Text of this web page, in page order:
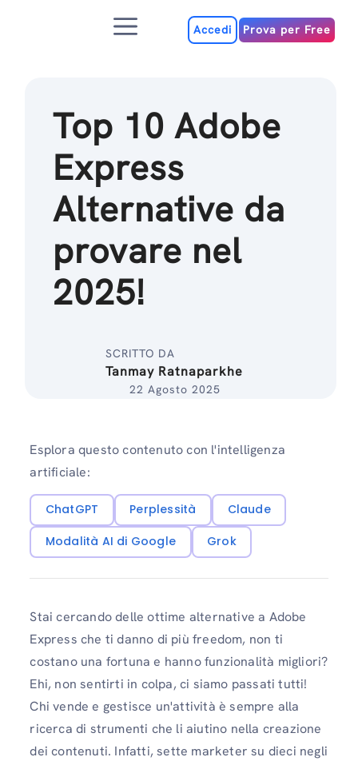
MenuAccedi Prova per Free
Top 10 Adobe
Express
Alternative da
provare nel
2025!
SCRITTO DA
Tanmay Ratnaparkhe
22 Agosto 2025
Esplora questo contenuto con l'intelligenza
artificiale:
ChatGPT Perplessità
Claude
Modalità AI di Google
Grok
Stai cercando delle ottime alternative a Adobe
Express che ti danno di più freedom, non ti
costano una fortuna e hanno funzionalità migliori?
Ehi, non sentirti in colpa, ci siamo passati tutti!
Chi vende e gestisce un'attività è sempre alla
ricerca di strumenti che li aiutino nella creazione
dei contenuti. Infatti, sette marketer su dieci negli